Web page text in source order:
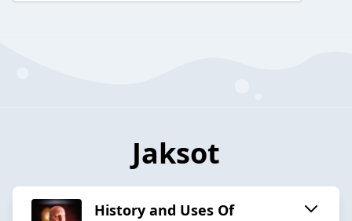
Jaksot
History and Uses Of